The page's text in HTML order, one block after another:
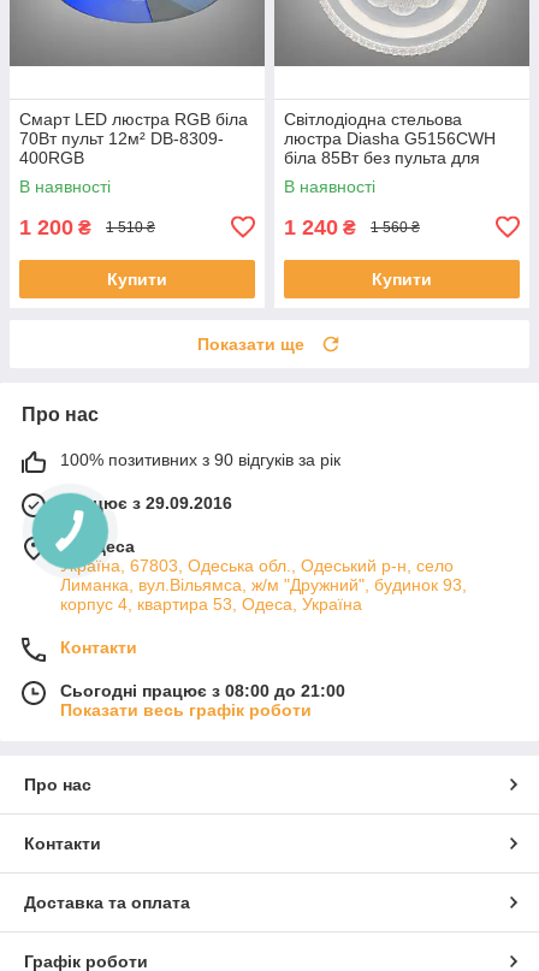
Смарт LED люстра RGB біла
70Вт пульт 12м² DB-8309-
400RGB
В наявності
1 200 ₴ 1 510 ₴
Купити
Світлодіодна стельова
люстра Diasha G5156CWH
біла 85Вт без пульта для
вітальні WG5156/C WH
В наявності
1 240 ₴ 1 560 ₴
Купити
Показати ще
Про нас
100% позитивних з 90 відгуків за рік
Працює з 29.09.2016
м. Одеса
Україна, 67803, Одеська обл., Одеський р-н, село
Лиманка, вул.Вільямса, ж/м "Дружний", будинок 93,
корпус 4, квартира 53, Одеса, Україна
Контакти
Сьогодні працює з 08:00 до 21:00
Показати весь графік роботи
Про нас
Контакти
Доставка та оплата
Графік роботи